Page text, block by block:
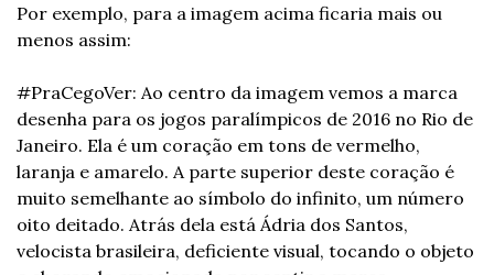
Por exemplo, para a imagem acima ficaria mais ou
menos assim:
#PraCegoVer: Ao centro da imagem vemos a marca
desenha para os jogos paralímpicos de 2016 no Rio de
Janeiro. Ela é um coração em tons de vermelho,
laranja e amarelo. A parte superior deste coração é
muito semelhante ao símbolo do infinito, um número
oito deitado. Atrás dela está Ádria dos Santos,
velocista brasileira, deficiente visual, tocando o objeto